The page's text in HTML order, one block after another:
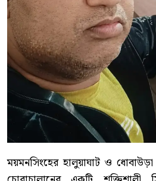
ময়মনসিংহের হালুয়াঘাট ও ধোবাউড়া